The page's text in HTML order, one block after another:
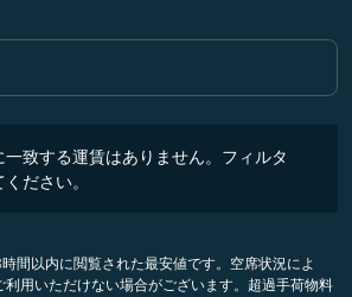
ラス Selected
致する運賃はありません。フィルタ
ださい。
間以内に閲覧された最安値です。空席状況によ
利用いただけない場合がございます。超過手荷物料